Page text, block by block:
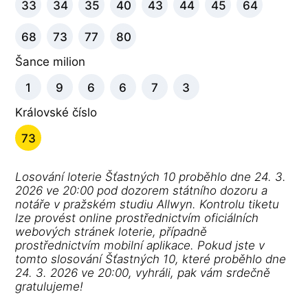
33 34 35 40 43 44 45 64
68 73 77
80
Šance milion
1
9 6 6 7
3
Královské číslo
73
Losování loterie Šťastných 10 proběhlo dne 24. 3.
2026 ve 20:00 pod dozorem státního dozoru a
notáře v pražském studiu Allwyn. Kontrolu tiketu
lze provést online prostřednictvím oficiálních
webových stránek loterie, případně
prostřednictvím mobilní aplikace. Pokud jste v
tomto slosování Šťastných 10, které proběhlo dne
24. 3. 2026 ve 20:00, vyhráli, pak vám srdečně
gratulujeme!